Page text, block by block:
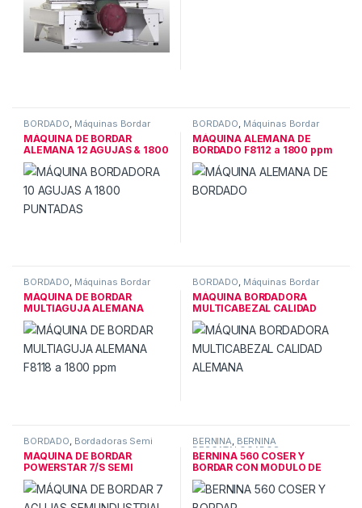
BORDADO Máquinas Bordar
MÁQUINA DE BORDAR
ALEMANA 12 AGUJAS & 1800
Puntada
BORDADO Máquinas Bordar
MÁQUINA ALEMANA DE
BORDADO F8112 a 1800 ppm
BORDADO, Máquinas Bordar
MÁQUINA DE BORDAR
MULTIAGUJA ALEMANA
F8118 1800ppm
BORDADO, Máquinas Bordar
MÁQUINA BORDADORA
MULTICABEZAL CALIDAD
ALEMANA
BORDADO, Bordadoras Semi
MÁQUINA DE BORDAR
POWERSTAR 7/S SEMI
INDUSTRIAL
BERNINA, BERNINA
DESCATALOGADOS
BERNINA 560 COSER Y
BORDAR CON MODULO DE
BORDADO